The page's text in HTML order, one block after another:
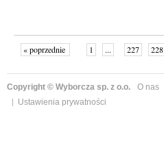
« poprzednie 1 ... 227 228
Copyright © Wyborcza sp. z o.o. O nas
Ustawienia prywatności